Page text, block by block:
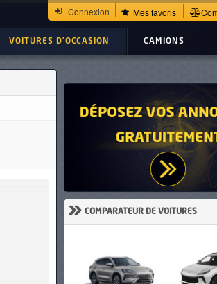
Connexion Mes favoris
VOITURES D'OCCASION CAMIONS
» COMPARATEUR DE VOITURES